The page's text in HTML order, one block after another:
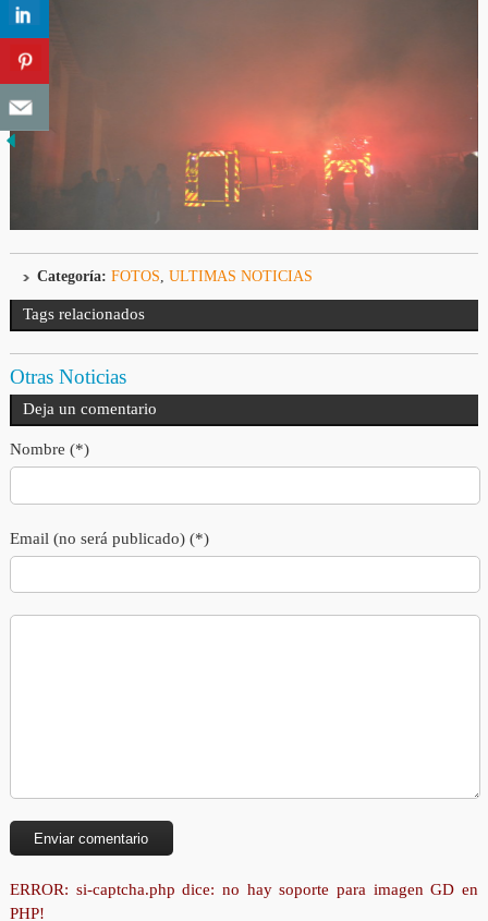
Categoría: FOTOS, ULTIMAS NOTICIAS
Tags relacionados
Otras Noticias
Deja un comentario
Nombre (*)
Email (no será publicado) (*)
ERROR: si-captcha.php dice: no hay soporte para imagen GD en
PHP!